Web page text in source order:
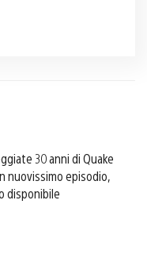
30 anni di Quake
nuovissimo episodio,
disponibile